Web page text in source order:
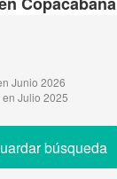
Junio 2026
Julio 2025
búsqueda